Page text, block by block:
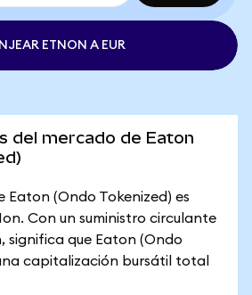
ETNON A EUR
del mercado de Eaton
Eaton (Ondo Tokenized) es
Con un suministro circulante
significa que Eaton (Ondo
capitalización bursátil total